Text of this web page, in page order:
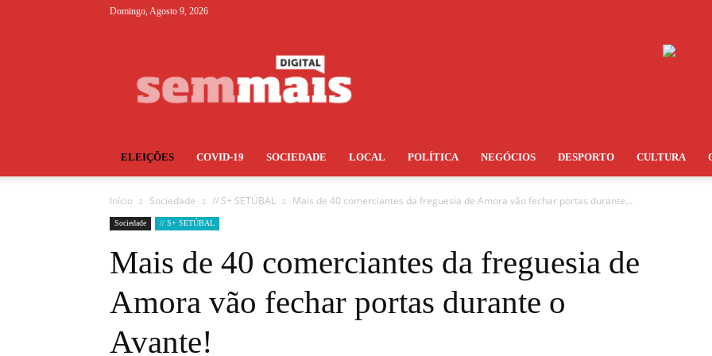
Domingo, Agosto 9, 2026
ELEIÇÕES COVID-19 SOCIEDADE LOCAL POLÍTICA NEGÓCIOS DESPORTO CULTURA
Início Sociedade // S+ SETÚBAL Mais de 40 comerciantes da freguesia de Amora vão fechar portas durante...
Sociedade // S+ SETÚBAL
Mais de 40 comerciantes da freguesia de
Amora vão fechar portas durante o
Avante!